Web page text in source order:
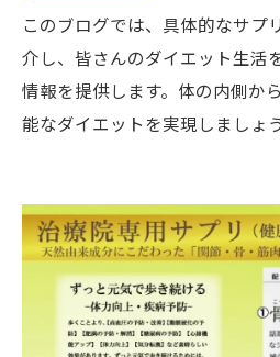
このブログでは、具体的なサプ
介し、皆さんのダイエット生活
情報を提供します。体の内側か
能なダイエットを実現しましょう